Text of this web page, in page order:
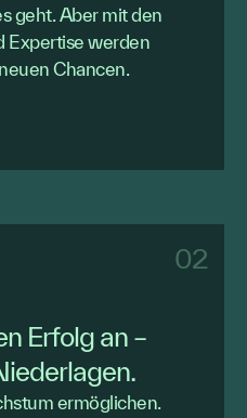
geht. Aber mit den
Expertise werden
Chancen.
02
Erfolg an –
ermöglichen.